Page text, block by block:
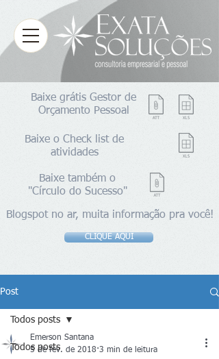
Blogspot no ar, muita informação pra você!
CLIQUE AQUI
Baixe grátis Gestor de
Orçamento Pessoal
Baixe também o
"Círculo do Sucesso"
Baixe o Check list de
atividades
Post
Todos posts
Todos posts
Emerson Santana
5 de fev. de 2018 3 min de leitura